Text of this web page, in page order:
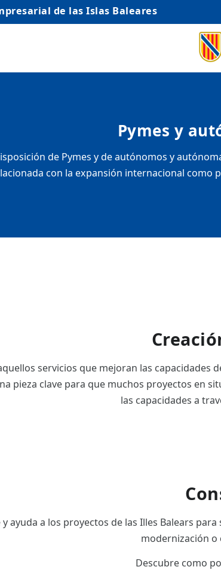
de las Islas Baleares
Pymes y
de Pymes y de autónomos y
con la expansión internacional como
servicios que mejoran las capacidades
pieza clave para que muchos proyectos en
las capacidades a
ayuda a los proyectos de las Illes Balears
modernización o
Descubre como